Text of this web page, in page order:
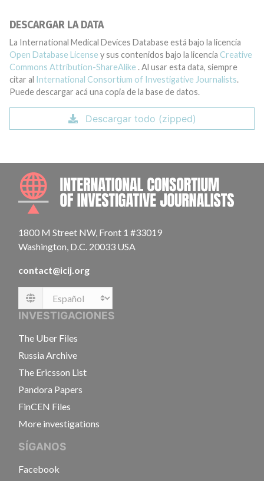
DESCARGAR LA DATA
La International Medical Devices Database está bajo la licencia
Open Database License y sus contenidos bajo la licencia Creative
Commons Attribution-ShareAlike . Al usar esta data, siempre
citar al International Consortium of Investigative Journalists.
Puede descargar acá una copia de la base de datos.
Descargar todo (zipped)
1800 M Street NW, Front 1 #33019
Washington, D.C. 20033 USA
contact@icij.org
Language
INVESTIGACIONES
The Uber Files
Russia Archive
The Ericsson List
Pandora Papers
FinCEN Files
More investigations
SÍGANOS
Facebook